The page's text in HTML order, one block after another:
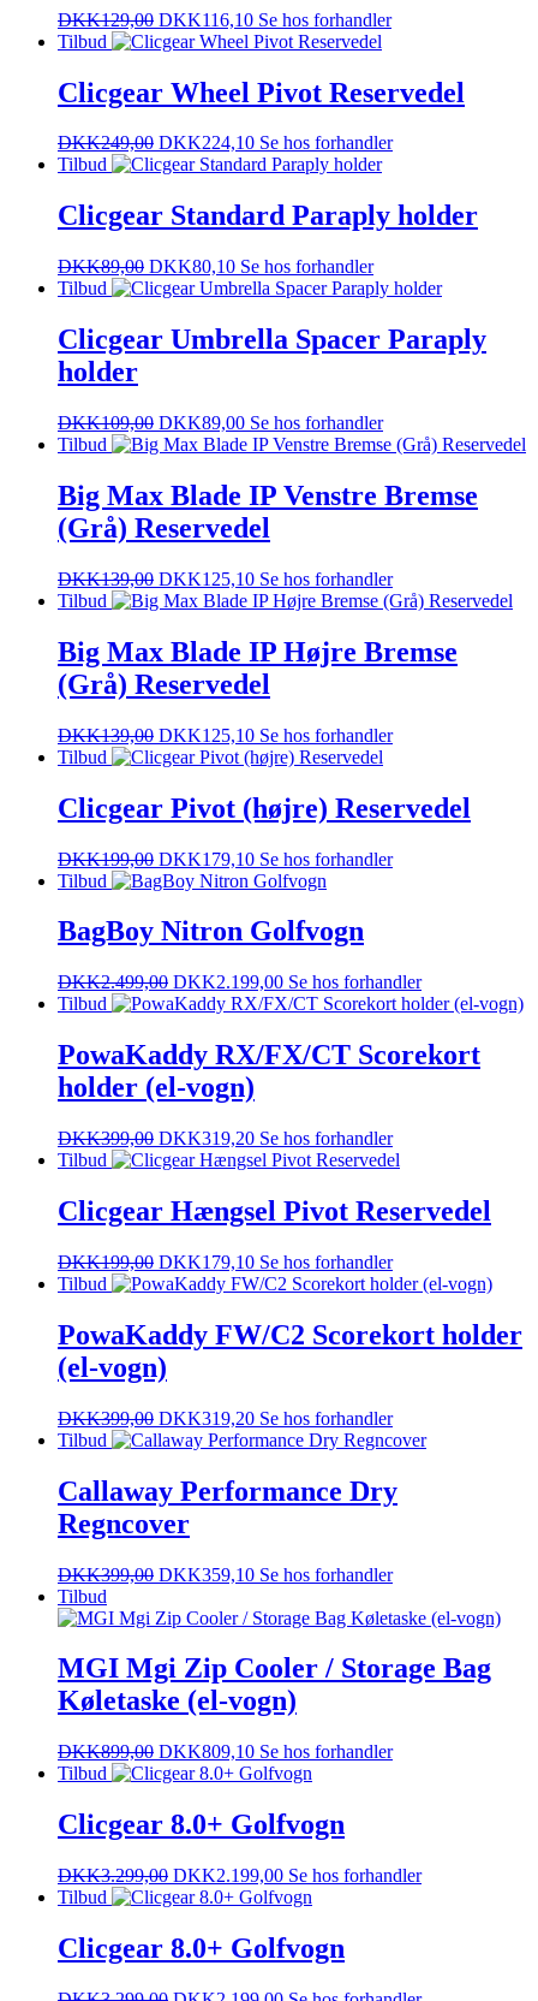
DKK129,00 DKK116,10 Se hos forhandler
Tilbud
Clicgear Wheel Pivot Reservedel
DKK249,00 DKK224,10 Se hos forhandler
Tilbud
Clicgear Standard Paraply holder
DKK89,00 DKK80,10 Se hos forhandler
Tilbud
Clicgear Umbrella Spacer Paraply
holder
DKK109,00 DKK89,00 Se hos forhandler
Tilbud
Big Max Blade IP Venstre Bremse
(Grå) Reservedel
DKK139,00 DKK125,10 Se hos forhandler
Tilbud
Big Max Blade IP Højre Bremse
(Grå) Reservedel
DKK139,00 DKK125,10 Se hos forhandler
Tilbud
Clicgear Pivot (højre) Reservedel
DKK199,00 DKK179,10 Se hos forhandler
Tilbud
BagBoy Nitron Golfvogn
DKK2.499,00 DKK2.199,00 Se hos forhandler
Tilbud
PowaKaddy RX/FX/CT Scorekort
holder (el-vogn)
DKK399,00 DKK319,20 Se hos forhandler
Tilbud
Clicgear Hængsel Pivot Reservedel
DKK199,00 DKK179,10 Se hos forhandler
Tilbud
PowaKaddy FW/C2 Scorekort holder
(el-vogn)
DKK399,00 DKK319,20 Se hos forhandler
Tilbud
Callaway Performance Dry
Regncover
DKK399,00 DKK359,10 Se hos forhandler
Tilbud
MGI Mgi Zip Cooler / Storage Bag
Køletaske (el-vogn)
DKK899,00 DKK809,10 Se hos forhandler
Tilbud
Clicgear 8.0+ Golfvogn
DKK3.299,00 DKK2.199,00 Se hos forhandler
Tilbud
Clicgear 8.0+ Golfvogn